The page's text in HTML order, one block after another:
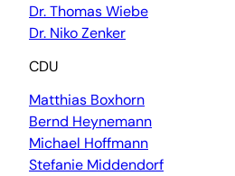
Dr. Thomas Wiebe
Dr. Niko Zenker
CDU
Matthias Boxhorn
Bernd Heynemann
Michael Hoffmann
Stefanie Middendorf